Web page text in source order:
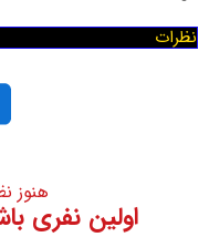
نظرات
هنوز
اولین نفری